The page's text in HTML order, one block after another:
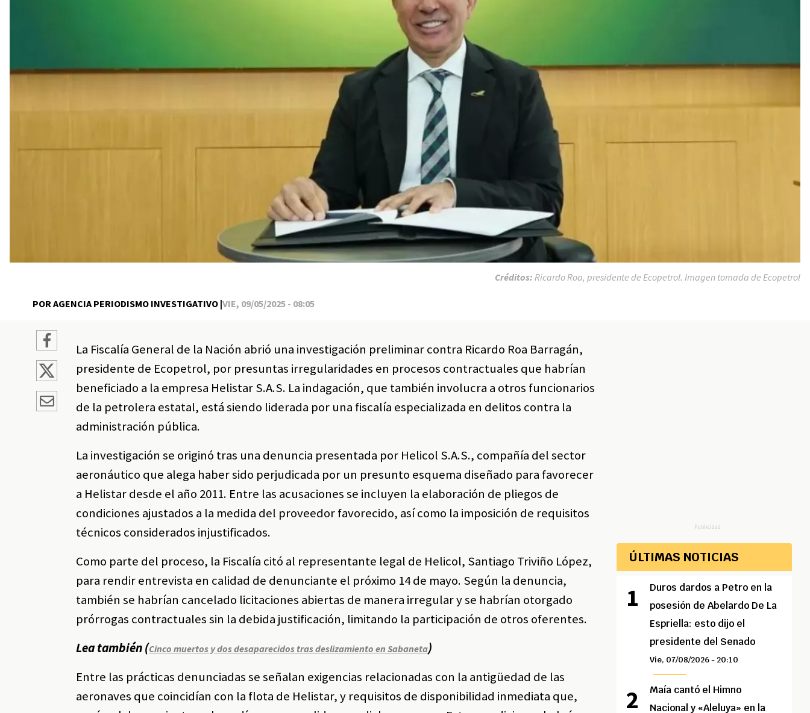
POR AGENCIA PERIODISMO INVESTIGATIVO |VIE, 09/05/2025 - 08:05
Créditos: Ricardo Roa, presidente de Ecopetrol. Imagen tomada de Ecopetrol
La Fiscalía General de la Nación abrió una investigación preliminar contra Ricardo Roa Barragán,
presidente de Ecopetrol, por presuntas irregularidades en procesos contractuales que habrían
beneficiado a la empresa Helistar S.A.S. La indagación, que también involucra a otros funcionarios
de la petrolera estatal, está siendo liderada por una fiscalía especializada en delitos contra la
administración pública.
La investigación se originó tras una denuncia presentada por Helicol S.A.S., compañía del sector
aeronáutico que alega haber sido perjudicada por un presunto esquema diseñado para favorecer
a Helistar desde el año 2011. Entre las acusaciones se incluyen la elaboración de pliegos de
condiciones ajustados a la medida del proveedor favorecido, así como la imposición de requisitos
técnicos considerados injustificados.
Como parte del proceso, la Fiscalía citó al representante legal de Helicol, Santiago Triviño López,
para rendir entrevista en calidad de denunciante el próximo 14 de mayo. Según la denuncia,
también se habrían cancelado licitaciones abiertas de manera irregular y se habrían otorgado
prórrogas contractuales sin la debida justificación, limitando la participación de otros oferentes.
Lea también (Cinco muertos y dos desaparecidos tras deslizamiento en Sabaneta)
Entre las prácticas denunciadas se señalan exigencias relacionadas con la antigüedad de las
aeronaves que coincidían con la flota de Helistar, y requisitos de disponibilidad inmediata que,
Publicidad
ÚLTIMAS NOTICIAS
Duros dardos a Petro en la
posesión de Abelardo De La
Espriella: esto dijo el
presidente del Senado
Vie, 07/08/2026 - 20:10
Maía cantó el Himno
Nacional y «Aleluya» en la